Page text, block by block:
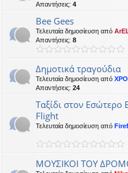
Απαντήσεις: 4
Bee Gees
Τελευταία δημοσίευση από
Απαντήσεις: 8
Δημοτικά τραγούδια
Τελευταία δημοσίευση από
Απαντήσεις: 24
Ταξίδι στον Εσώτερο
Flight
Τελευταία δημοσίευση από
ΜΟΥΣΙΚΟΙ ΤΟΥ